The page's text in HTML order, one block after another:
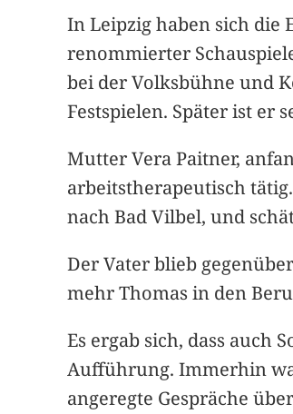
In Leipzig haben sich die
renommierter
bei der Volksbühne und
Festspielen. Später ist er
Mutter Vera Paitner,
arbeitstherapeutisch
nach Bad Vilbel, und
Der Vater blieb
mehr Thomas in den
Es ergab sich, dass auch
Aufführung. Immerhin
angeregte Gespräche